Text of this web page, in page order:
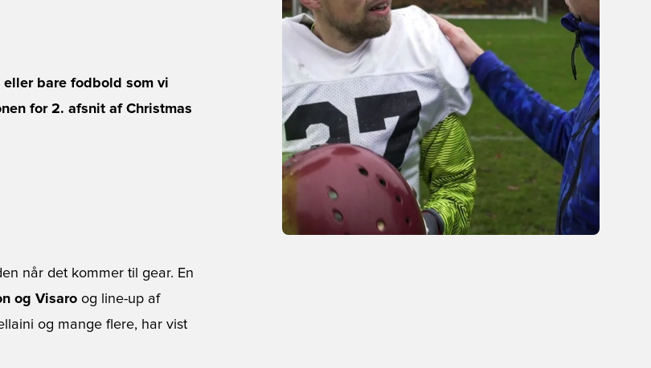
bare fodbold som vi
for 2. afsnit af Christmas
når det kommer til gear. En
og Visaro og line-up af
og mange flere, har vist